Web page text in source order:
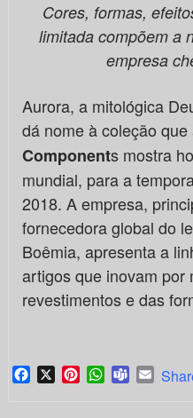
Cores, formas,
limitada compõem a
empresa
Aurora, a mitológica
dá nome à coleção que
Components mostra
mundial, para a
2018. A empresa,
fornecedora global do
Boêmia, apresenta a
artigos que inovam por
revestimentos e das
Facebook
X PinterestWhatsApp
TeamsEmail